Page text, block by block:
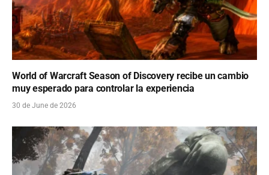
World of Warcraft Season of Discovery recibe un cambio
muy esperado para controlar la experiencia
30 de June de 2026